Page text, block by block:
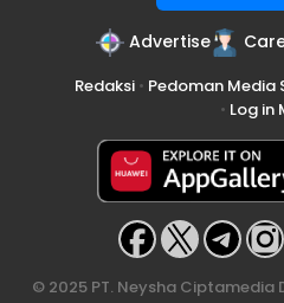
Advertise
Redaksi• Pedoman Media
• Log in
© 2025 PT. Neysha Ciptamedia